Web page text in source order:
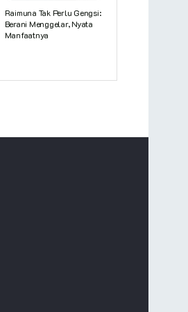
Raimuna Tak Perlu Gengsi:
Berani Menggelar, Nyata
Manfaatnya